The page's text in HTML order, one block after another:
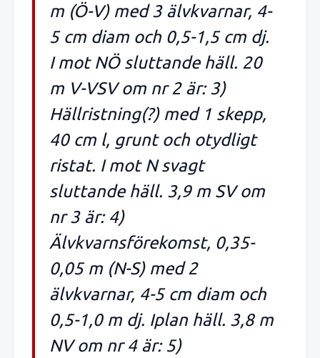
m (Ö-V) med 3 älvkvarnar, 4-
5 cm diam och 0,5-1,5 cm dj.
I mot NÖ sluttande häll. 20
m V-VSV om nr 2 är: 3)
Hällristning(?) med 1 skepp,
40 cm l, grunt och otydligt
ristat. I mot N svagt
sluttande häll. 3,9 m SV om
nr 3 är: 4)
Älvkvarnsförekomst, 0,35-
0,05 m (N-S) med 2
älvkvarnar, 4-5 cm diam och
0,5-1,0 m dj. Iplan häll. 3,8 m
NV om nr 4 är: 5)